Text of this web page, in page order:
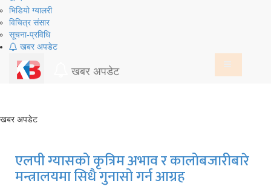
भिडियो ग्यालरी
विचित्र संसार
सूचना-प्रविधि
खबर अपडेट
खबर अपडेट
खबर अपडेट
एलपी ग्यासको कृत्रिम अभाव र कालोबजारीबारे
मन्त्रालयमा सिधै गुनासो गर्न आग्रह